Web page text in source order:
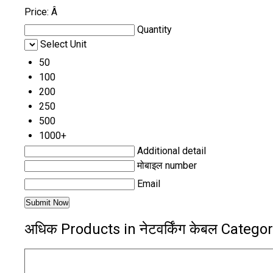
Price: Â
Quantity
Select Unit
50
100
200
250
500
1000+
Additional detail
मोबाइल number
Email
अधिक Products in नेटवर्किंग केबल